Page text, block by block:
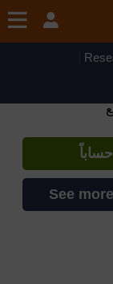
OpenLearn
August 2026
See